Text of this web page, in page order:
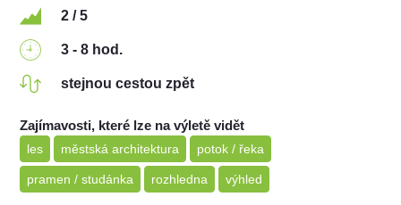
2 / 5
3 - 8 hod.
stejnou cestou zpět
Zajímavosti, které lze na výletě vidět
les městská architektura potok / řeka
pramen / studánka rozhledna výhled